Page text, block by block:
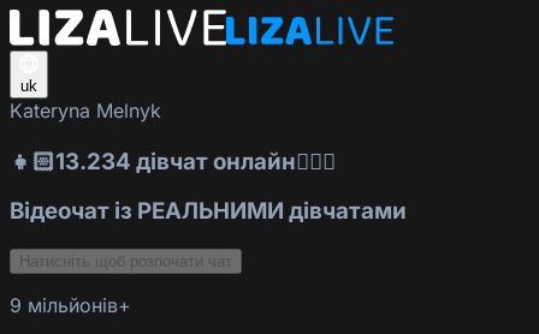
uk
Kateryna Melnyk
👧🏻13.234 дівчат онлайн👱🏻‍♀️
Відеочат із РЕАЛЬНИМИ дівчатами
Натисніть щоб розпочати чат
9 мільйонів+